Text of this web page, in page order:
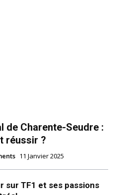
de Charente-Seudre :
réussir ?
11 Janvier 2025
sur TF1 et ses passions